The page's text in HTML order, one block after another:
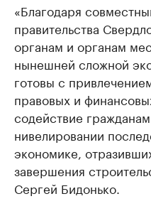
«Благодаря
правительства
органам и органам
нынешней сложной
готовы с
правовых и
содействие
нивелировании
экономике,
завершения
Сергей Бидонько.